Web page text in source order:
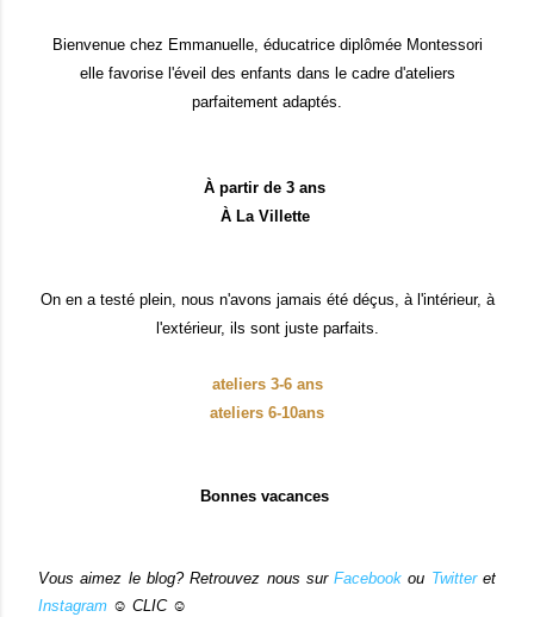
Bienvenue chez Emmanuelle, éducatrice diplômée Montessori
elle favorise l'éveil des enfants dans le cadre d'ateliers
parfaitement adaptés.
À partir de 3 ans
À La Villette
On en a testé plein, nous n'avons jamais été déçus, à l'intérieur, à
l'extérieur, ils sont juste parfaits.
ateliers 3-6 ans
ateliers 6-10ans
Bonnes vacances
Vous aimez le blog? Retrouvez nous surFacebook ou Twitteret
Instagram ☺ CLIC ☺